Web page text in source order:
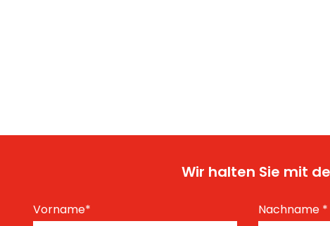
Wir halten Sie mit
Vorname* Nachname *